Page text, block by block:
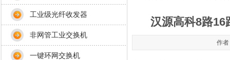
工业级光纤收发器
非网管工业交换机
一键环网交换机
汉源高科8路16
作